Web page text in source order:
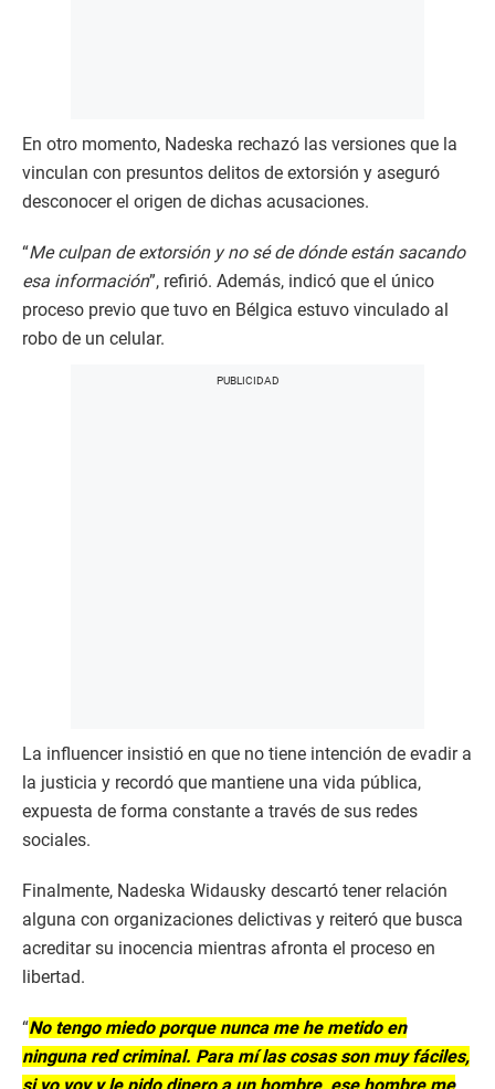
En otro momento, Nadeska rechazó las versiones que la
vinculan con presuntos delitos de extorsión y aseguró
desconocer el origen de dichas acusaciones.
“Me culpan de extorsión y no sé de dónde están sacando
esa información”, refirió. Además, indicó que el único
proceso previo que tuvo en Bélgica estuvo vinculado al
robo de un celular.
La influencer insistió en que no tiene intención de evadir a
la justicia y recordó que mantiene una vida pública,
expuesta de forma constante a través de sus redes
sociales.
Finalmente, Nadeska Widausky descartó tener relación
alguna con organizaciones delictivas y reiteró que busca
acreditar su inocencia mientras afronta el proceso en
libertad.
“No tengo miedo porque nunca me he metido en
ninguna red criminal. Para mí las cosas son muy fáciles,